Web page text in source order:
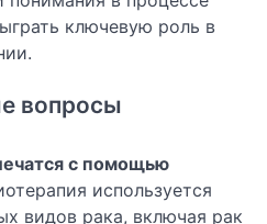
ключевую роль в
вопросы
с помощью
используется
видов рака, включая рак